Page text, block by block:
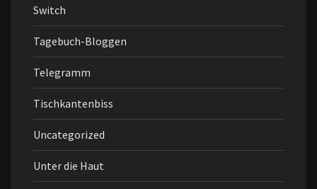
Switch
Tagebuch-Bloggen
Telegramm
Tischkantenbiss
Uncategorized
Unter die Haut